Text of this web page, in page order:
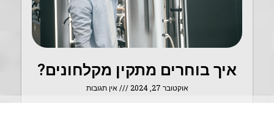
איך בוחרים מתקין מקלחונים?
אוקטובר 27, 2024 אין תגובות